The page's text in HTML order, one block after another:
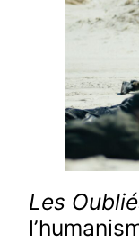
Les